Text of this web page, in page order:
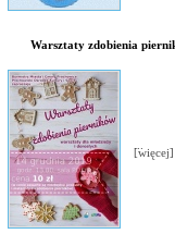
Warsztaty zdobienia
[więcej]